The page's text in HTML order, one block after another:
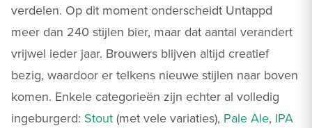
verdelen. Op dit moment onderscheidt Untappd
meer dan 240 stijlen bier, maar dat aantal verandert
vrijwel ieder jaar. Brouwers blijven altijd creatief
bezig, waardoor er telkens nieuwe stijlen naar boven
komen. Enkele categorieën zijn echter al volledig
ingeburgerd: Stout (met vele variaties), Pale Ale, IPA